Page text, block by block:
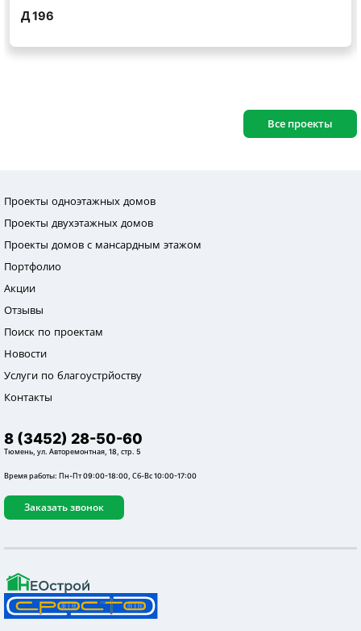
Все проекты
Проекты одноэтажных домов
Проекты двухэтажных домов
Проекты домов с мансардным этажом
Портфолио
Акции
Отзывы
Поиск по проектам
Новости
Услуги по благоустрйоству
Контакты
8 (3452) 28-50-60
Тюмень, ул. Авторемонтная, 18, стр. 5
Время работы: Пн-Пт 09:00-18:00, Сб-Вс 10:00-17:00
Заказать звонок